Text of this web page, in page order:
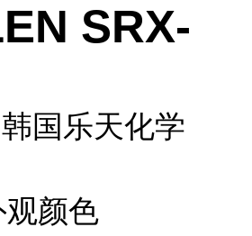
SRX-
国乐天化学
观颜色